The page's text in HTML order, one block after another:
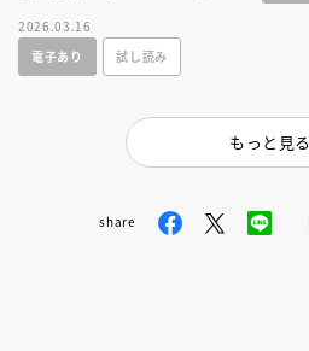
てくる！ ガッチャード待望の
小説版！
2026.03.16
電子あり
試し読み
もっと見る
share